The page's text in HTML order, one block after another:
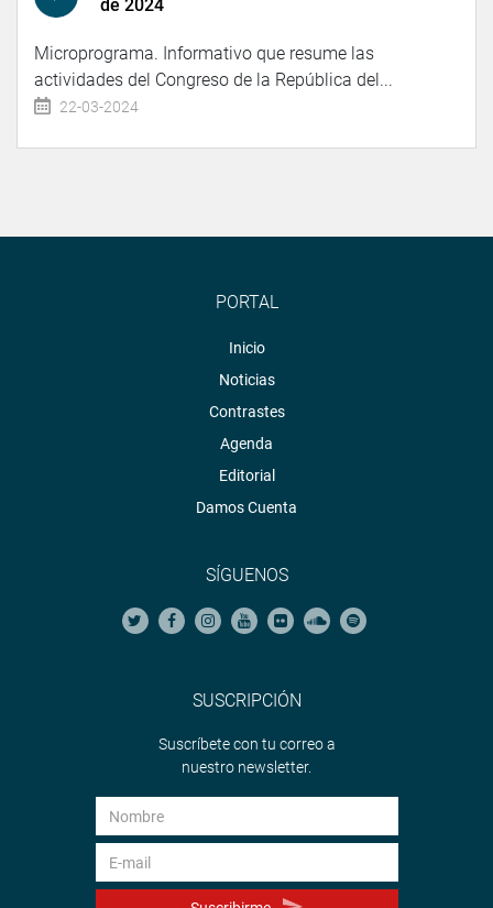
de 2024
Microprograma. Informativo que resume las
actividades del Congreso de la República del...
22-03-2024
PORTAL
Inicio
Noticias
Contrastes
Agenda
Editorial
Damos Cuenta
SÍGUENOS
SUSCRIPCIÓN
Suscríbete con tu correo a
nuestro newsletter.